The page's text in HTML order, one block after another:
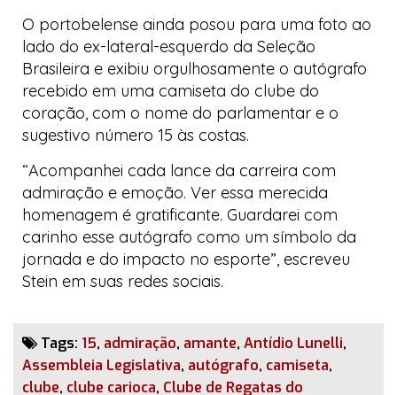
O portobelense ainda posou para uma foto ao
lado do ex-lateral-esquerdo da Seleção
Brasileira e exibiu orgulhosamente o autógrafo
recebido em uma camiseta do clube do
coração, com o nome do parlamentar e o
sugestivo número 15 às costas.
“Acompanhei cada lance da carreira com
admiração e emoção. Ver essa merecida
homenagem é gratificante. Guardarei com
carinho esse autógrafo como um símbolo da
jornada e do impacto no esporte”, escreveu
Stein em suas redes sociais.
Tags: 15, admiração, amante, Antídio Lunelli,
Assembleia Legislativa, autógrafo, camiseta,
clube, clube carioca, Clube de Regatas do